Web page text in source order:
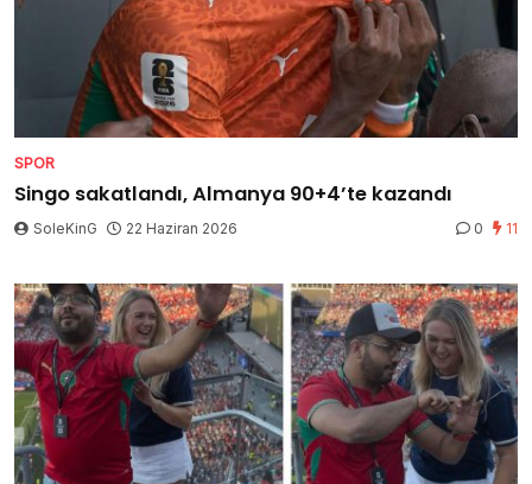
SPOR
Singo sakatlandı, Almanya 90+4’te kazandı
SoleKinG 22 Haziran 2026 0 11